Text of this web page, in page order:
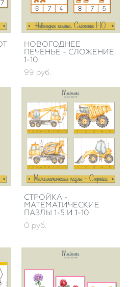
НОВОГОДНЕЕ
ПЕЧЕНЬЕ - СЛОЖЕНИЕ
1-10
99 pуб.
СТРОЙКА -
МАТЕМАТИЧЕСКИЕ
ПАЗЛЫ 1-5 И 1-10
0 pуб.